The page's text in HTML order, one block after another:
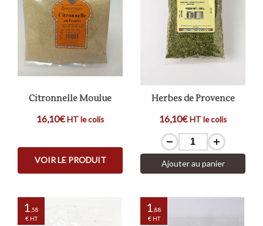
Citronnelle Moulue
16,10€HT le colis
VOIR LE PRODUIT
Herbes de Provence
16,10€HT le colis
Ajouter au panier
1 ,58
€ HT
1 ,88
€ HT